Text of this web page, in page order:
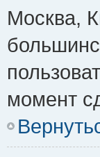
Москва,
момент